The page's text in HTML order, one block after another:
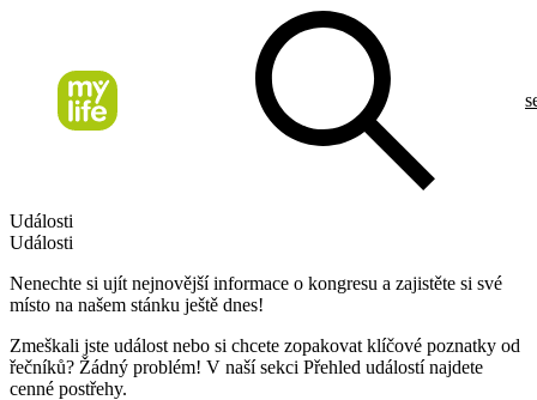
Události
Události
Nenechte si ujít nejnovější informace o kongresu a zajistěte si své
místo na našem stánku ještě dnes!
Zmeškali jste událost nebo si chcete zopakovat klíčové poznatky od
řečníků? Žádný problém! V naší sekci Přehled událostí najdete
cenné postřehy.